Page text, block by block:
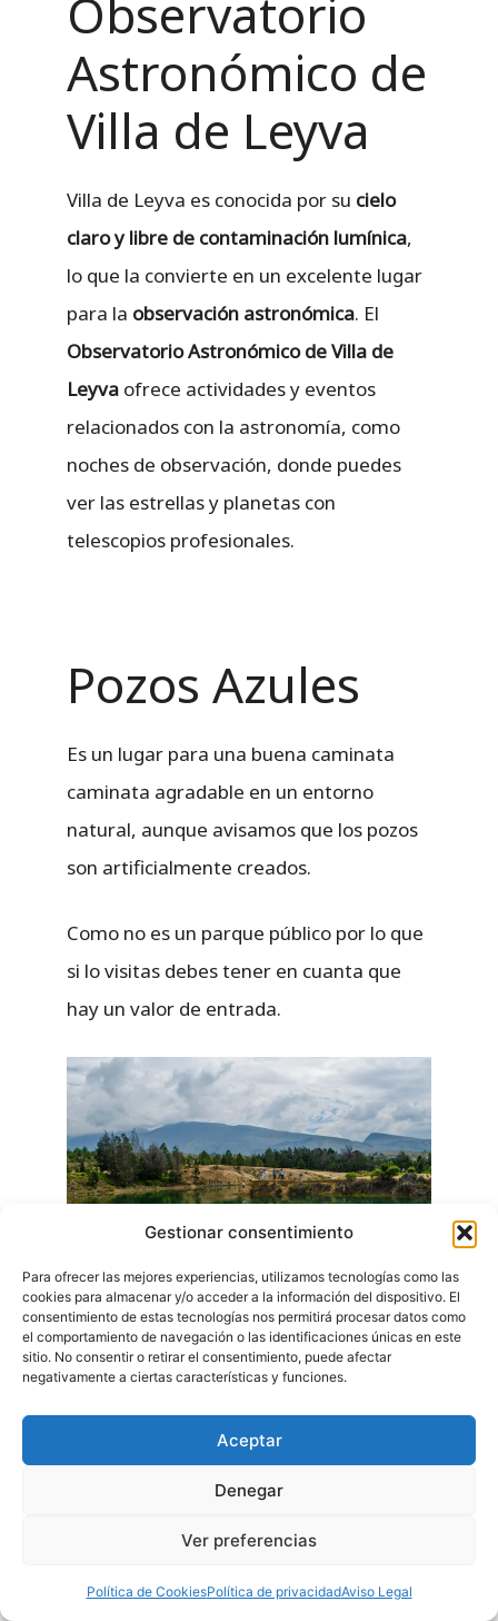
Gestionar consentimiento
Para ofrecer las mejores experiencias, utilizamos tecnologías como las
cookies para almacenar y/o acceder a la información del dispositivo. El
consentimiento de estas tecnologías nos permitirá procesar datos como
el comportamiento de navegación o las identificaciones únicas en este
sitio. No consentir o retirar el consentimiento, puede afectar
negativamente a ciertas características y funciones.
Aceptar
Denegar
Ver preferencias
Política de CookiesPolítica de privacidadAviso Legal
Observatorio
Astronómico de
Villa de Leyva
Villa de Leyva es conocida por su cielo
claro y libre de contaminación lumínica,
lo que la convierte en un excelente lugar
para la observación astronómica. El
Observatorio Astronómico de Villa de
Leyva ofrece actividades y eventos
relacionados con la astronomía, como
noches de observación, donde puedes
ver las estrellas y planetas con
telescopios profesionales.
Pozos Azules
Es un lugar para una buena caminata
caminata agradable en un entorno
natural, aunque avisamos que los pozos
son artificialmente creados.
Como no es un parque público por lo que
si lo visitas debes tener en cuanta que
hay un valor de entrada.
Pozos Azules – Villa de Leyva